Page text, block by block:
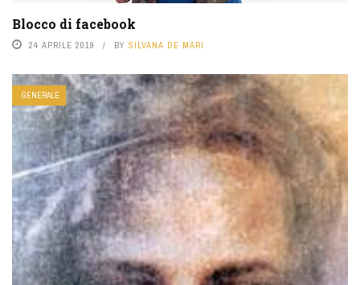
Blocco di facebook
24 APRILE 2019 BY SILVANA DE MARI
GENERALE